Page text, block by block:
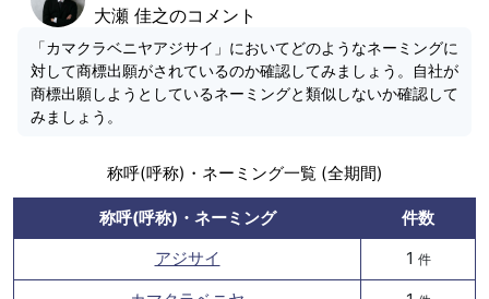
大瀬 佳之のコメント
「カマクラベニヤアジサイ」においてどのようなネーミングに
対して商標出願がされているのか確認してみましょう。自社が
商標出願しようとしているネーミングと類似しないか確認して
みましょう。
称呼(呼称)・ネーミング一覧 (全期間)
称呼(呼称)・ネーミング
件数
アジサイ
1 件